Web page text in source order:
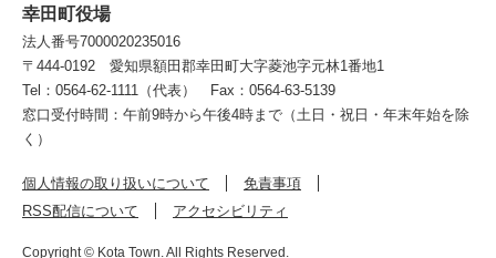
幸田町役場
法人番号7000020235016
〒444-0192
愛知県額田郡幸田町大字菱池字元林1番地1
Tel：0564-62-1111（代表）
Fax：0564-63-5139
窓口受付時間：午前9時から午後4時まで（土日・祝日・年末年始を除
く）
個人情報の取り扱いについて
免責事項
RSS配信について
アクセシビリティ
Copyright © Kota Town. All Rights Reserved.